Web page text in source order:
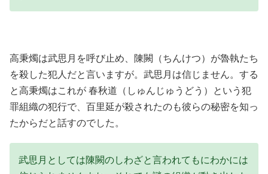
高秉燭は武思月を呼び止め、陳闕（ちんけつ）が魯執たち
を殺した犯人だと言いますが。武思月は信じません。する
と高秉燭はこれが 春秋道（しゅんじゅうどう）という犯
罪組織の犯行で、百里延が殺されたのも彼らの秘密を知っ
たからだと話すのでした。
武思月としては陳闕のしわざと言われてもにわかには